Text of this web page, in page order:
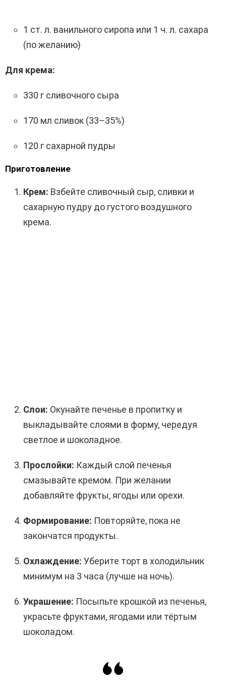
1 ст. л. ванильного сиропа или 1 ч. л. сахара
(по желанию)
Для крема:
330 г сливочного сыра
170 мл сливок (33–35%)
120 г сахарной пудры
Приготовление
Крем: Взбейте сливочный сыр, сливки и
сахарную пудру до густого воздушного
крема.
Слои: Окунайте печенье в пропитку и
выкладывайте слоями в форму, чередуя
светлое и шоколадное.
Прослойки: Каждый слой печенья
смазывайте кремом. При желании
добавляйте фрукты, ягоды или орехи.
Формирование: Повторяйте, пока не
закончатся продукты.
Охлаждение: Уберите торт в холодильник
минимум на 3 часа (лучше на ночь).
Украшение: Посыпьте крошкой из печенья,
украсьте фруктами, ягодами или тёртым
шоколадом.